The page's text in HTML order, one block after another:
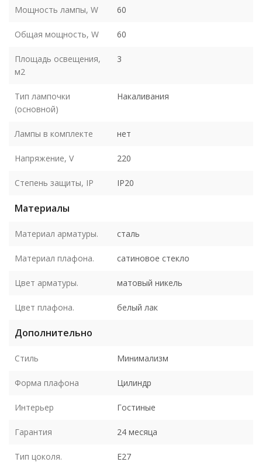
Мощность лампы, W 60
Общая мощность, W 60
Площадь освещения,
м2
3
Тип лампочки
(основной)
Накаливания
Лампы в комплекте нет
Напряжение, V 220
Степень защиты, IP IP20
Материалы
Материал арматуры. сталь
Материал плафона. сатиновое стекло
Цвет арматуры. матовый никель
Цвет плафона. белый лак
Дополнительно
Стиль Минимализм
Форма плафона Цилиндр
Интерьер Гостиные
Гарантия 24 месяца
Тип цоколя. E27